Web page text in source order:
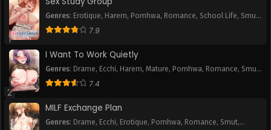
Chapitre 9
June 29, 2026
Chapitre 8
Chapitre 7
June 29, 2026 June 29, 2026
June 29, 2026
1
Genres: Erotique, Harem, Pornhwa, Romance, School Life, Smut,
Webtoon
7.9
2
I Want To Work Quietly
Genres: Drame, Ecchi, Harem, Mature, Pornhwa, Romance, Smut,
Webtoon
7.4
MILF Exchange Plan
Genres: Drame, Ecchi, Erotique, Pornhwa, Romance, Smut,